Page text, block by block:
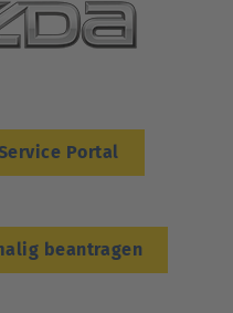
Portal
beantragen